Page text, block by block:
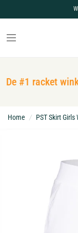
De #1 racket
Home / PST Skirt Girls